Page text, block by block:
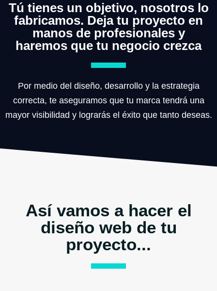
Tú tienes un objetivo, nosotros lo
fabricamos. Deja tu proyecto en
manos de profesionales y
haremos que tu negocio crezca
Por medio del diseño, desarrollo y la estrategia
correcta, te aseguramos que tu marca tendrá una
mayor visibilidad y lograrás el éxito que tanto deseas.
Así vamos a hacer el
diseño web de tu
proyecto...